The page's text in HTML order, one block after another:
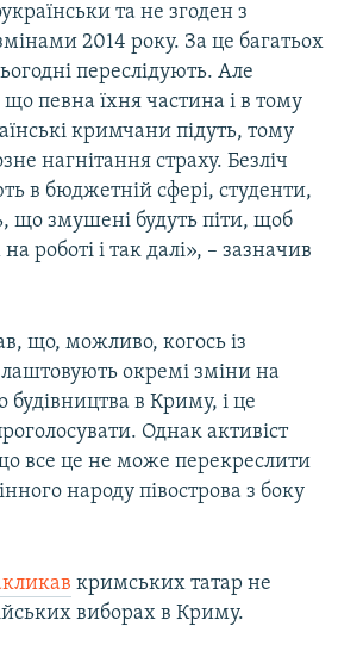
та не згоден з
2014 року. За це багатьох
переслідують. Але
що певна їхня частина і в тому
кримчани підуть, тому
нагнітання страху. Безліч
в бюджетній сфері, студенти,
що змушені будуть піти, щоб
роботі і так далі», – зазначив
що, можливо, когось із
окремі зміни на
будівництва в Криму, і це
Однак активіст
все це не може перекреслити
народу півострова з боку
кримських татар не
виборах в Криму.